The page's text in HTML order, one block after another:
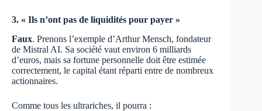
3. « Ils n’ont pas de liquidités pour payer »
Faux. Prenons l’exemple d’Arthur Mensch, fondateur
de Mistral AI. Sa société vaut environ 6 milliards
d’euros, mais sa fortune personnelle doit être estimée
correctement, le capital étant réparti entre de nombreux
actionnaires.
Comme tous les ultrariches, il pourra :